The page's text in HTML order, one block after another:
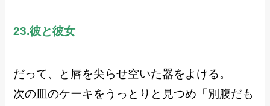
23.彼と彼女
だって、と唇を尖らせ空いた器をよける。
次の皿のケーキをうっとりと見つめ「別腹だも